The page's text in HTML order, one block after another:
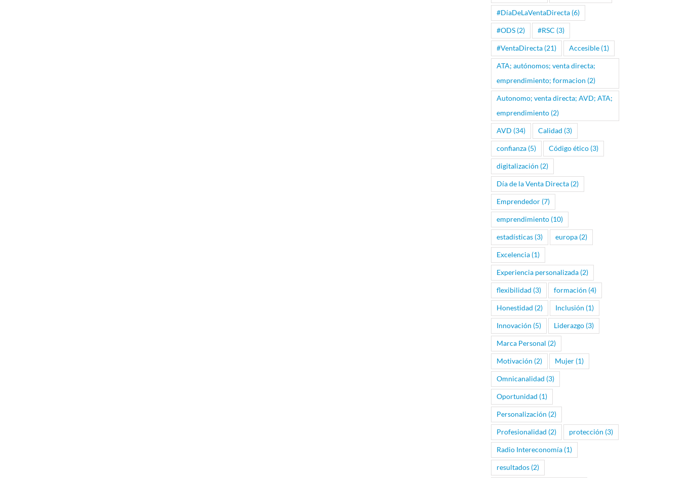
#DíaDeLaVentaDirecta (6)
#ODS (2) #RSC (3)
#VentaDirecta (21) Accesible (1)
ATA; autónomos; venta directa;
emprendimiento; formacion (2)
Autonomo; venta directa; AVD; ATA;
emprendimiento (2)
AVD (34) Calidad (3)
confianza (5) Código ético (3)
digitalización (2)
Día de la Venta Directa (2)
Emprendedor (7)
emprendimiento (10)
estadísticas (3) europa (2)
Excelencia (1)
Experiencia personalizada (2)
flexibilidad (3) formación (4)
Honestidad (2) Inclusión (1)
Innovación (5) Liderazgo (3)
Marca Personal (2)
Motivación (2) Mujer (1)
Omnicanalidad (3)
Oportunidad (1)
Personalización (2)
Profesionalidad (2) protección (3)
Radio Intereconomía (1)
resultados (2)